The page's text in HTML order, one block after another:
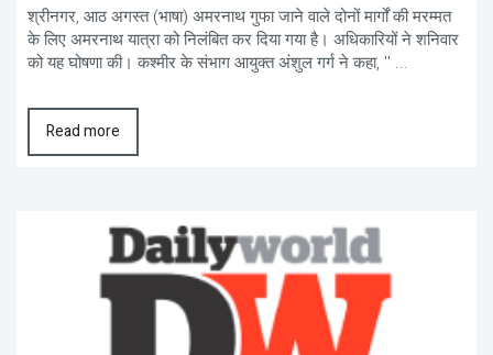
श्रीनगर, आठ अगस्त (भाषा) अमरनाथ गुफा जाने वाले दोनों मार्गों की मरम्मत
के लिए अमरनाथ यात्रा को निलंबित कर दिया गया है। अधिकारियों ने शनिवार
को यह घोषणा की। कश्मीर के संभाग आयुक्त अंशुल गर्ग ने कहा, '' ...
Read more